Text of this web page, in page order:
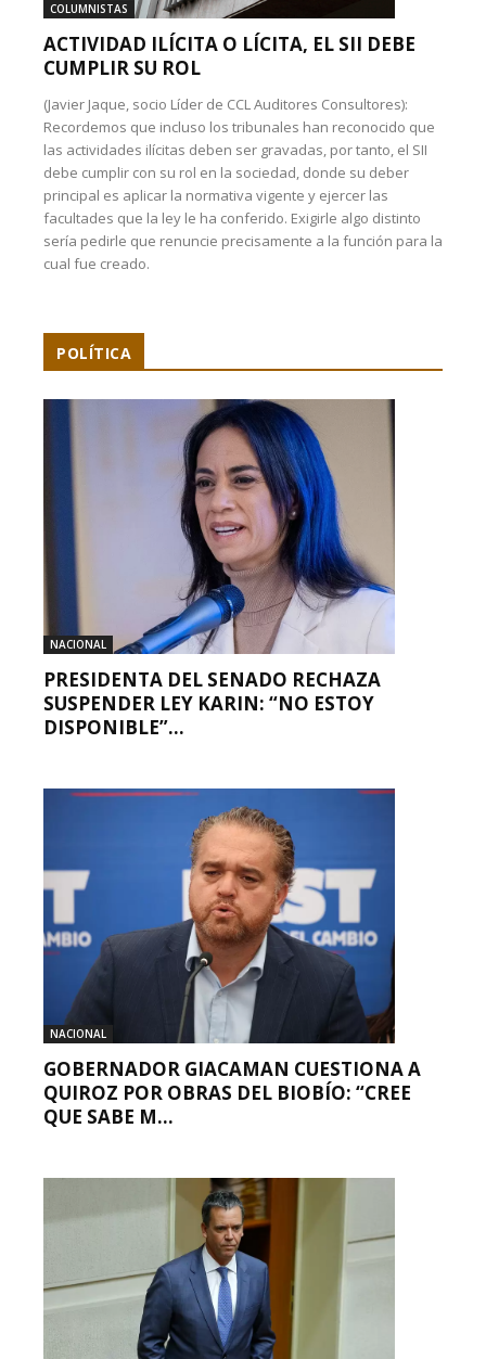
COLUMNISTAS
ACTIVIDAD ILÍCITA O LÍCITA, EL SII DEBE
CUMPLIR SU ROL
(Javier Jaque, socio Líder de CCL Auditores Consultores):
Recordemos que incluso los tribunales han reconocido que
las actividades ilícitas deben ser gravadas, por tanto, el SII
debe cumplir con su rol en la sociedad, donde su deber
principal es aplicar la normativa vigente y ejercer las
facultades que la ley le ha conferido. Exigirle algo distinto
sería pedirle que renuncie precisamente a la función para la
cual fue creado.
POLÍTICA
NACIONAL
PRESIDENTA DEL SENADO RECHAZA
SUSPENDER LEY KARIN: “NO ESTOY
DISPONIBLE”...
NACIONAL
GOBERNADOR GIACAMAN CUESTIONA A
QUIROZ POR OBRAS DEL BIOBÍO: “CREE
QUE SABE M...